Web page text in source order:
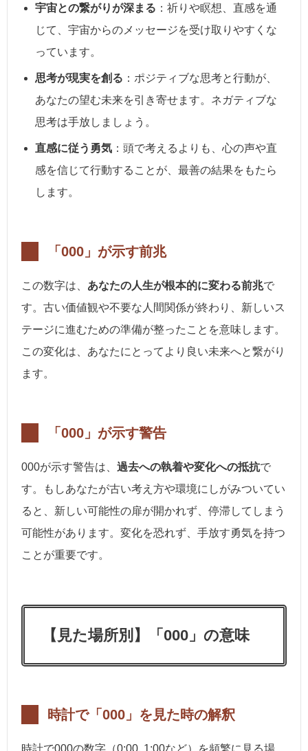
宇宙との繋がりが深まる ：祈りや瞑想、直感を通
じて、宇宙からのメッセージを受け取りやすくな
っています。
思考が現実を創る ：ポジティブな思考と行動が、
あなたの望む未来を引き寄せます。ネガティブな
思考は手放しましょう。
直感に従う勇気 ：頭で考えるよりも、心の声や直
感を信じて行動することが、最善の結果をもたら
します。
「000」が示す前兆
この数字は、 あなたの人生が根本的に変わる前兆で
す。古い価値観や不要な人間関係が終わり、新しいス
テージに進むための準備が整ったことを意味します。
この変化は、あなたにとってより良い未来へと繋がり
ます。
「000」が示す警告
000が示す警告は、 過去への執着や変化への抵抗で
す。もしあなたが古い考え方や環境にしがみついてい
ると、新しい可能性の扉が開かれず、停滞してしまう
可能性があります。変化を恐れず、手放す勇気を持つ
ことが重要です。
【見た場所別】「000」の意味
時計で「000」を見た時の解釈
時計で000の数字（0:00, 1:00など）を頻繁に見る場